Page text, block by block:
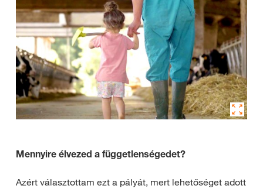
Mennyire élvezed a függetlenségedet?
Azért választottam ezt a pályát, mert lehetőséget adott